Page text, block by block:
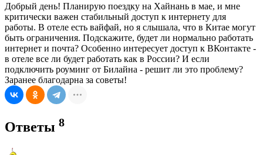
Добрый день! Планирую поездку на Хайнань в мае, и мне
критически важен стабильный доступ к интернету для
работы. В отеле есть вайфай, но я слышала, что в Китае могут
быть ограничения. Подскажите, будет ли нормально работать
интернет и почта? Особенно интересует доступ к ВКонтакте -
в отеле все ли будет работать как в России? И если
подключить роуминг от Билайна - решит ли это проблему?
Заранее благодарна за советы!
Ответы 8